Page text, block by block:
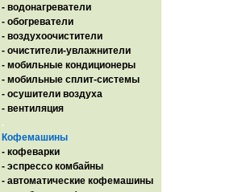
- водонагреватели
- обогреватели
- воздухоочистители
- очистители-увлажнители
- мобильные кондиционеры
- мобильные сплит-системы
- осушители воздуха
- вентиляция
.
Кофемашины
- кофеварки
- эспрессо комбайны
- автоматические кофемашины